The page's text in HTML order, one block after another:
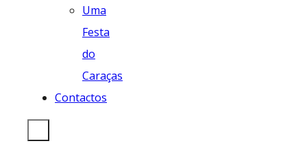
Uma
Festa
do
Caraças
Contactos